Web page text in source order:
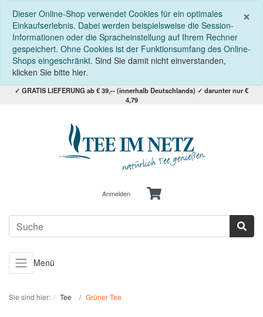
×
Dieser Online-Shop verwendet Cookies für ein optimales
Einkaufserlebnis. Dabei werden beispielsweise die Session-
Informationen oder die Spracheinstellung auf Ihrem Rechner
gespeichert. Ohne Cookies ist der Funktionsumfang des Online-
Shops eingeschränkt. Sind Sie damit nicht einverstanden,
klicken Sie bitte hier.
✓ GRATIS LIEFERUNG ab € 39,-- (innerhalb Deutschlands) ✓ darunter nur €
4,79
Anmelden
Menü
Sie sind hier: Tee Grüner Tee